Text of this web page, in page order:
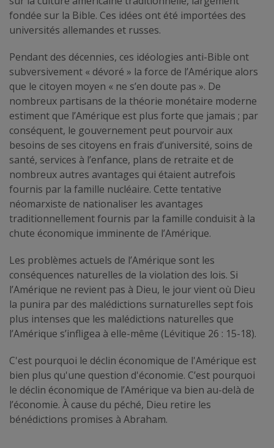
fondée sur la Bible. Ces idées ont été importées des
universités allemandes et russes.
Pendant des décennies, ces idéologies anti-Bible ont
subversivement « dévoré » la force de l’Amérique alors
que le citoyen moyen « ne s’en doute pas ». De
nombreux partisans de la théorie monétaire moderne
estiment que l’Amérique est plus forte que jamais ; par
conséquent, le gouvernement peut pourvoir aux
besoins de ses citoyens en frais d’université, soins de
santé, services à l’enfance, plans de retraite et de
nombreux autres avantages qui étaient autrefois
fournis par la famille nucléaire. Cette tentative
néomarxiste de nationaliser les avantages
traditionnellement fournis par la famille conduisit à la
chute économique imminente de l’Amérique.
Les problèmes actuels de l’Amérique sont les
conséquences naturelles de la violation des lois. Si
l’Amérique ne revient pas à Dieu, le jour vient où Dieu
la punira par des malédictions surnaturelles sept fois
plus intenses que les malédictions naturelles que
l’Amérique s’infligea à elle-même (Lévitique 26 : 15-18).
C'est pourquoi le déclin économique de l'Amérique est
bien plus qu'une question d'économie. C’est pourquoi
le déclin économique de l’Amérique va bien au-delà de
l’économie. À cause du péché, Dieu retire les
bénédictions promises à Abraham.